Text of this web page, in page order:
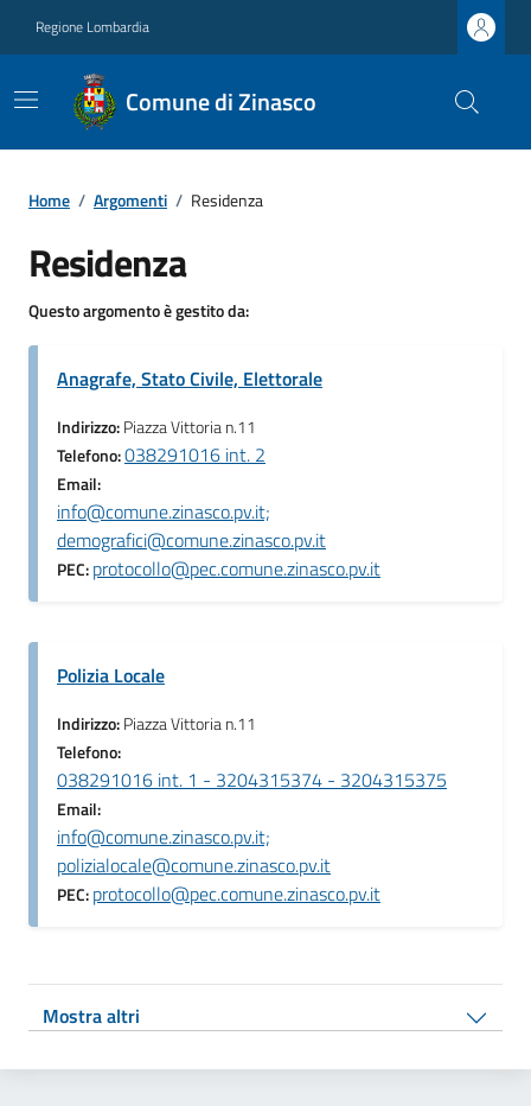
Regione Lombardia
Comune di Zinasco
Home / Argomenti / Residenza
Residenza
Questo argomento è gestito da:
Anagrafe, Stato Civile, Elettorale
Indirizzo:Piazza Vittoria n.11
Telefono:038291016 int. 2
Email:
info@comune.zinasco.pv.it;
demografici@comune.zinasco.pv.it
PEC:protocollo@pec.comune.zinasco.pv.it
Polizia Locale
Indirizzo:Piazza Vittoria n.11
Telefono:
038291016 int. 1 - 3204315374 - 3204315375
Email:
info@comune.zinasco.pv.it;
polizialocale@comune.zinasco.pv.it
PEC:protocollo@pec.comune.zinasco.pv.it
Mostra altri